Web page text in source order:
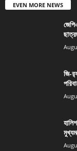
EVEN MORE NEWS
জি-